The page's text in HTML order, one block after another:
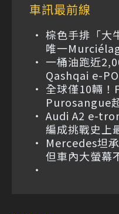
車訊最前線
棕色手排「大
唯一
一桶油跑近
Qashqai e-
全球僅10輛
Purosangue
Audi A2 e-
編成挑戰史上
Mercedes坦
但車內大螢幕